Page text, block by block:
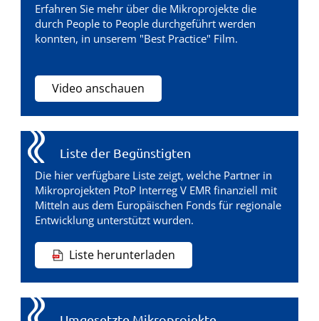
Erfahren Sie mehr über die Mikroprojekte die
durch People to People durchgeführt werden
konnten, in unserem "Best Practice" Film.
Video anschauen
Liste der Begünstigten
Die hier verfügbare Liste zeigt, welche Partner in
Mikroprojekten PtoP Interreg V EMR finanziell mit
Mitteln aus dem Europäischen Fonds für regionale
Entwicklung unterstützt wurden.
Liste herunterladen